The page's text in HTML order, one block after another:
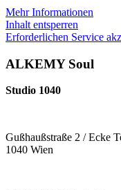
Mehr Informationen
Inhalt entsperren
Erforderlichen Service
ALKEMY Soul
Studio 1040
Gußhaußstraße 2 / Ecke
1040 Wien